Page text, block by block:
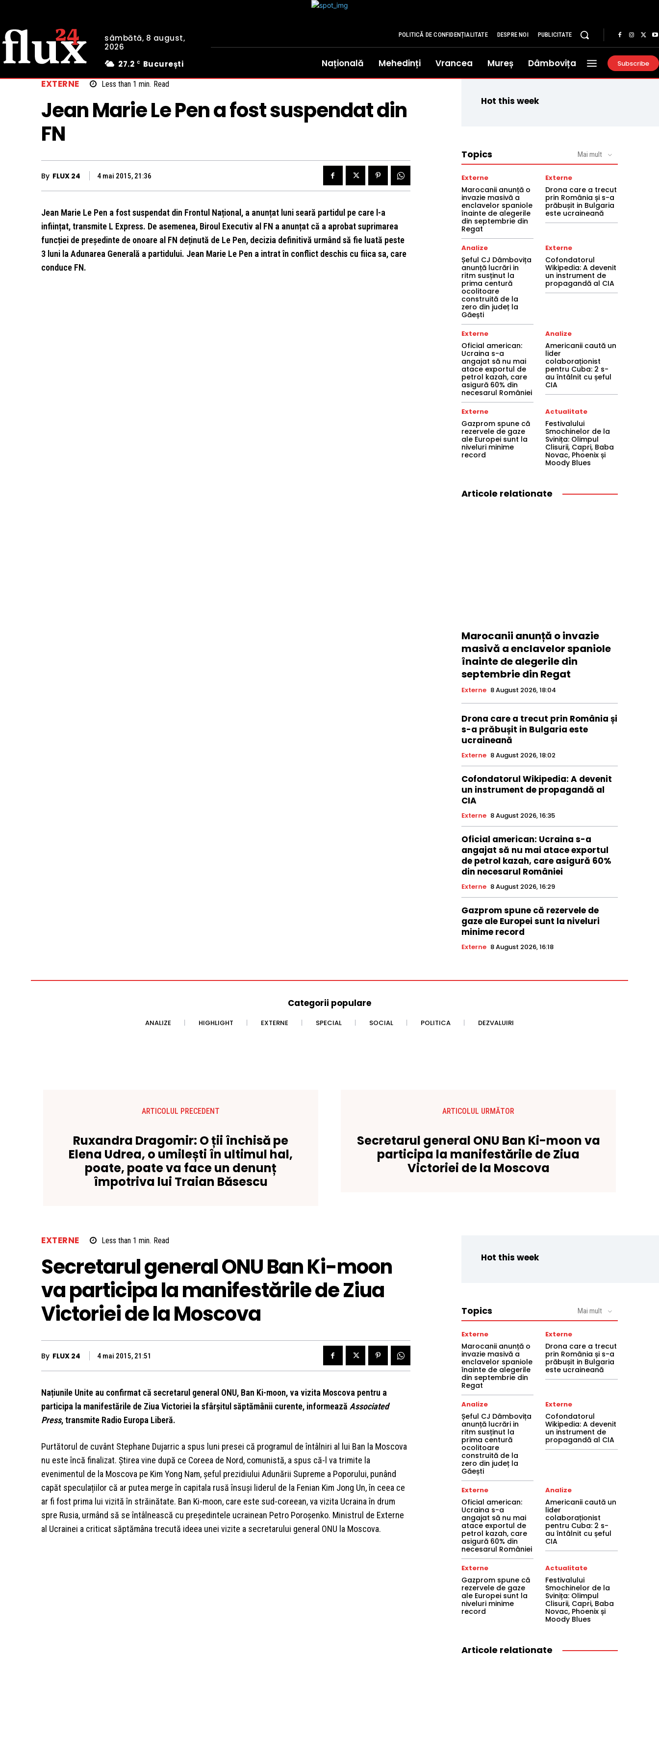
sâmbătă, 8 august,
2026
27.2 C București
POLITICĂ DE CONFIDENȚIALITATE DESPRE NOI PUBLICITATE
Națională Mehedinți Vrancea Mureș Dâmbovița Subscribe
EXTERNE Less than 1 min. Read
Jean Marie Le Pen a fost suspendat din
FN
By FLUX 24 4 mai 2015, 21:36
Jean Marie Le Pen a fost suspendat din Frontul Național, a anunțat luni seară partidul pe care l-a
inființat, transmite L Express. De asemenea, Biroul Executiv al FN a anunțat că a aprobat suprimarea
funcției de președinte de onoare al FN deținută de Le Pen, decizia definitivă urmând să fie luată peste
3 luni la Adunarea Generală a partidului. Jean Marie Le Pen a intrat în conflict deschis cu fiica sa, care
conduce FN.
Hot this week
Topics Mai mult
Externe
Marocanii anunță o
invazie masivă a
enclavelor spaniole
înainte de alegerile
din septembrie din
Regat
Externe
Drona care a trecut
prin România și s-a
prăbușit in Bulgaria
este ucraineană
Analize
Șeful CJ Dâmbovița
anunță lucrări in
ritm susținut la
prima centură
ocolitoare
construită de la
zero din județ la
Găești
Externe
Cofondatorul
Wikipedia: A devenit
un instrument de
propagandă al CIA
Externe
Oficial american:
Ucraina s-a
angajat să nu mai
atace exportul de
petrol kazah, care
asigură 60% din
necesarul României
Analize
Americanii caută un
lider
colaboraționist
pentru Cuba: 2 s-
au întâlnit cu șeful
CIA
Externe
Gazprom spune că
rezervele de gaze
ale Europei sunt la
niveluri minime
record
Actualitate
Festivalului
Smochinelor de la
Svinița: Olimpul
Clisurii, Capri, Baba
Novac, Phoenix și
Moody Blues
Articole relationate
Marocanii anunță o invazie
masivă a enclavelor spaniole
înainte de alegerile din
septembrie din Regat
Externe 8 August 2026, 18:04
Drona care a trecut prin România și
s-a prăbușit in Bulgaria este
ucraineană
Externe 8 August 2026, 18:02
Cofondatorul Wikipedia: A devenit
un instrument de propagandă al
CIA
Externe 8 August 2026, 16:35
Oficial american: Ucraina s-a
angajat să nu mai atace exportul
de petrol kazah, care asigură 60%
din necesarul României
Externe 8 August 2026, 16:29
Gazprom spune că rezervele de
gaze ale Europei sunt la niveluri
minime record
Externe 8 August 2026, 16:18
Categorii populare
ANALIZE HIGHLIGHT EXTERNE SPECIAL SOCIAL POLITICA DEZVALUIRI
ARTICOLUL PRECEDENT
Ruxandra Dragomir: O ții închisă pe
Elena Udrea, o umilești în ultimul hal,
poate, poate va face un denunț
împotriva lui Traian Băsescu
ARTICOLUL URMĂTOR
Secretarul general ONU Ban Ki-moon va
participa la manifestările de Ziua
Victoriei de la Moscova